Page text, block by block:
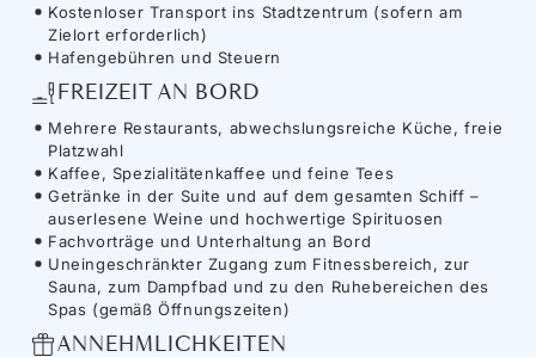
Kostenloser Transport ins Stadtzentrum (sofern am
Zielort erforderlich)
Hafengebühren und Steuern
FREIZEIT AN BORD
Mehrere Restaurants, abwechslungsreiche Küche, freie
Platzwahl
Kaffee, Spezialitätenkaffee und feine Tees
Getränke in der Suite und auf dem gesamten Schiff –
auserlesene Weine und hochwertige Spirituosen
Fachvorträge und Unterhaltung an Bord
Uneingeschränkter Zugang zum Fitnessbereich, zur
Sauna, zum Dampfbad und zu den Ruhebereichen des
Spas (gemäß Öffnungszeiten)
ANNEHMLICHKEITEN